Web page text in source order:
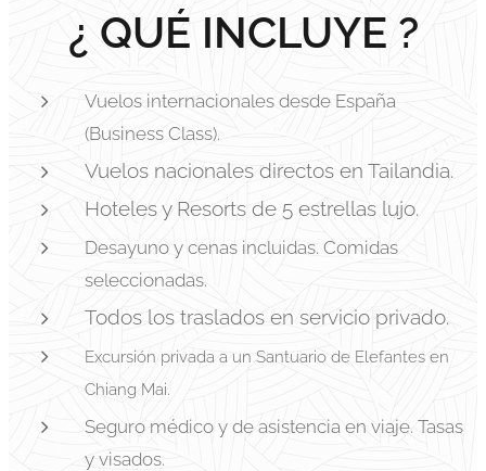
¿ QUÉ INCLUYE ?
Vuelos internacionales desde España
(Business Class).
Vuelos nacionales directos en Tailandia.
Hoteles y Resorts de 5 estrellas lujo.
Desayuno y cenas incluidas. Comidas
seleccionadas.
Todos los traslados en servicio privado.
Excursión privada a un Santuario de Elefantes en
Chiang Mai.
Seguro médico y de asistencia en viaje. Tasas
y visados.